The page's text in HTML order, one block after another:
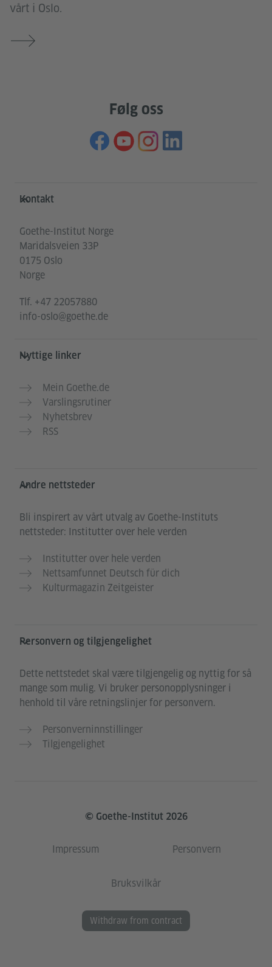
vårt i Oslo.
Følg oss
Service- und Informationsbereich
Kontakt
Goethe-Institut Norge
Maridalsveien 33P
0175 Oslo
Norge
Tlf. +47 22057880
info-oslo@goethe.de
Nyttige linker
Mein Goethe.de
Varslingsrutiner
Nyhetsbrev
RSS
Andre nettsteder
Bli inspirert av vårt utvalg av Goethe-Instituts
nettsteder: Institutter over hele verden
Institutter over hele verden
Nettsamfunnet Deutsch für dich
Kulturmagazin Zeitgeister
Personvern og tilgjengelighet
Dette nettstedet skal være tilgjengelig og nyttig for så
mange som mulig. Vi bruker personopplysninger i
henhold til våre retningslinjer for personvern.
Personverninnstillinger
Tilgjengelighet
© Goethe-Institut 2026
Impressum Personvern
Bruksvilkår
Withdraw from contract